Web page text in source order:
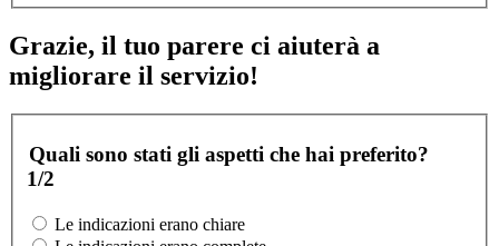
Grazie, il tuo parere ci aiuterà a
migliorare il servizio!
Quali sono stati gli aspetti che hai preferito?
1/2
Le indicazioni erano chiare